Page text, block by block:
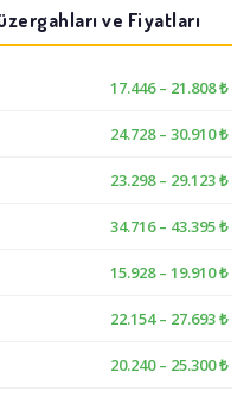
ve Fiyatları
17.446 – 21.808 ₺
24.728 – 30.910 ₺
23.298 – 29.123 ₺
34.716 – 43.395 ₺
15.928 – 19.910 ₺
22.154 – 27.693 ₺
20.240 – 25.300 ₺